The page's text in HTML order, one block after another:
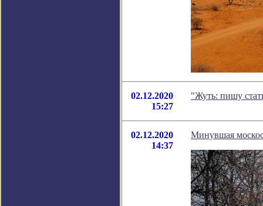
02.12.2020
15:27
"Жуть: пишу
02.12.2020
14:37
Минувшая